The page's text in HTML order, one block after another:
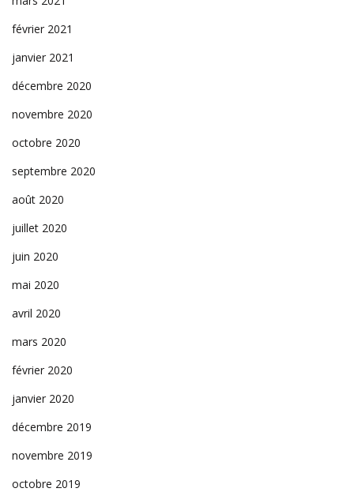
février 2021
janvier 2021
décembre 2020
novembre 2020
octobre 2020
septembre 2020
août 2020
juillet 2020
juin 2020
mai 2020
avril 2020
mars 2020
février 2020
janvier 2020
décembre 2019
novembre 2019
octobre 2019